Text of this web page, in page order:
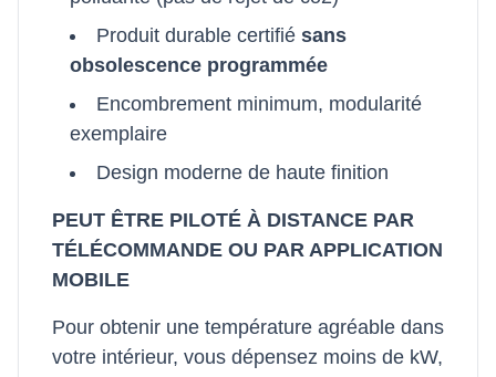
Produit durable certifié sans
obsolescence programmée
Encombrement minimum, modularité
exemplaire
Design moderne de haute finition
PEUT ÊTRE PILOTÉ À DISTANCE PAR
TÉLÉCOMMANDE OU PAR APPLICATION
MOBILE
Pour obtenir une température agréable dans
votre intérieur, vous dépensez moins de kW,